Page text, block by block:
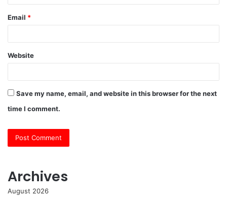
Email *
Website
Save my name, email, and website in this browser for the next
time I comment.
Archives
August 2026